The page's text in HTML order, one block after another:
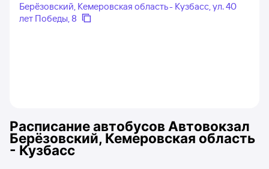
Берёзовский, Кемеровская область - Кузбасс, ул. 40
лет Победы, 8
Расписание автобусов Автовокзал
Берёзовский, Кемеровская область
- Кузбасс